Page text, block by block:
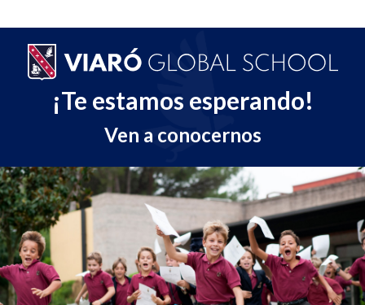
¡Te estamos esperando!
Ven a conocernos